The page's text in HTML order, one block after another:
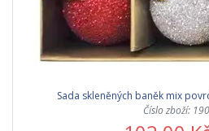
Sada skleněných baněk mix
Číslo zboží: